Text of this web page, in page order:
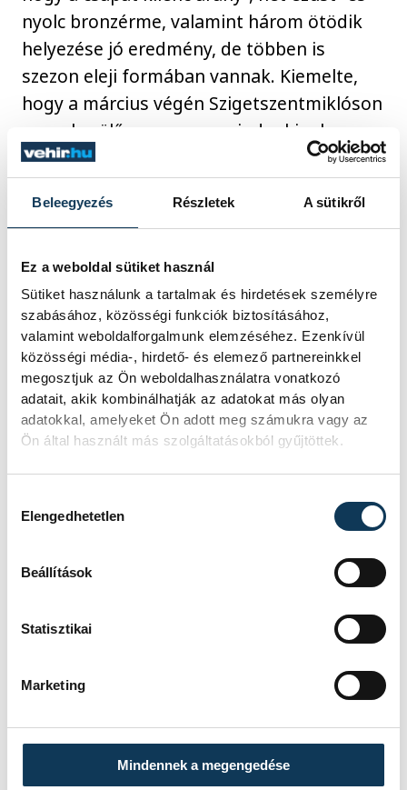
Beleegyezés Részletek A sütikről
Ez a weboldal sütiket használ
Sütiket használunk a tartalmak és hirdetések személyre
szabásához, közösségi funkciók biztosításához,
valamint weboldalforgalmunk elemzéséhez. Ezenkívül
közösségi média-, hirdető- és elemező partnereinkkel
megosztjuk az Ön weboldalhasználatra vonatkozó
adatait, akik kombinálhatják az adatokat más olyan
adatokkal, amelyeket Ön adott meg számukra vagy az
Ön által használt más szolgáltatásokból gyűjtöttek.
Elengedhetetlen
Beállítások
Statisztikai
Marketing
Mindennek a megengedése
nyolc bronzérme, valamint három ötödik
helyezése jó eredmény, de többen is
szezon eleji formában vannak. Kiemelte,
hogy a március végén Szigetszentmiklóson
sorra kerülő versenyre, mindenkinek a
legjobb formáját kell hoznia.
Nagy tétje lesz, hiszen itt fog
eldőlni a világversenyekre
való kijutás. Jelenleg 15
pozícióban indulhat harcba a
válogatottságért Centrumos
versenyző, azonban a
korosztályváltások miatt,
reálisan 8-10 fő az, aki nagy
eséllyel kerülhet a keretbe
– fogalmazott a szakvezető.
A veszprémi szumósok nyolcéves kortól a
sportág iránt érdeklődőket a Cholnoky
szerdán és pénteken 16 órától.